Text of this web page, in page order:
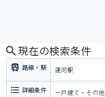
現在の検索条件
路線・駅 運河駅
詳細条件 一戸建て・その他